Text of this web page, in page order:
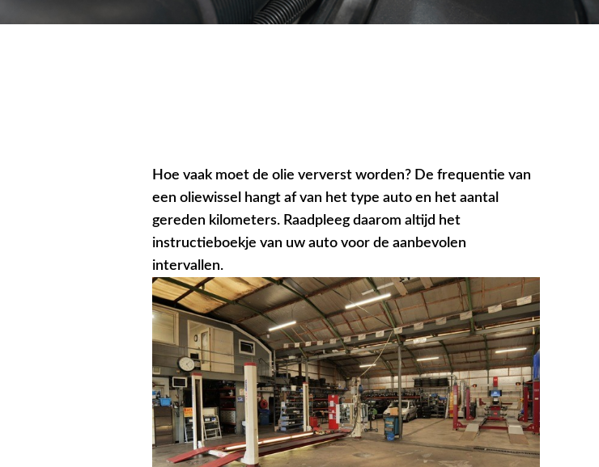
Hoe vaak moet de olie ververst worden? De frequentie van
een oliewissel hangt af van het type auto en het aantal
gereden kilometers. Raadpleeg daarom altijd het
instructieboekje van uw auto voor de aanbevolen
intervallen.